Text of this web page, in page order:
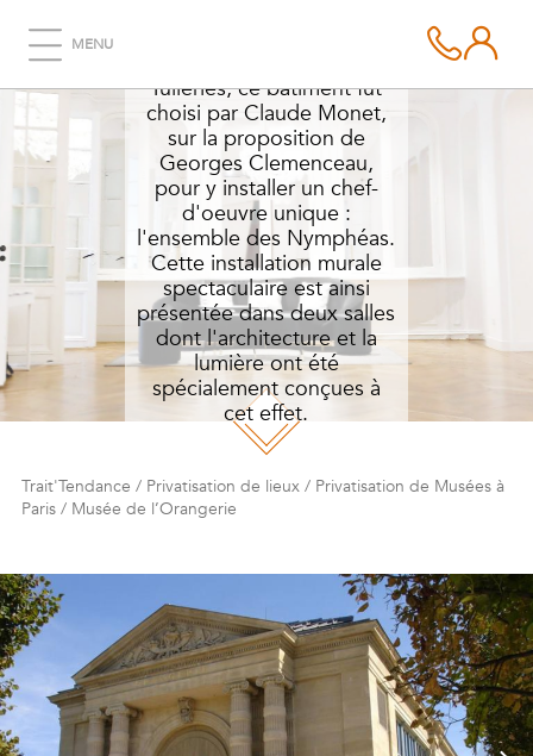
MENU
Tuileries, ce bâtiment fut
choisi par Claude Monet,
sur la proposition de
Georges Clemenceau,
pour y installer un chef-
d'oeuvre unique :
l'ensemble des Nymphéas.
Cette installation murale
spectaculaire est ainsi
présentée dans deux salles
dont l'architecture et la
lumière ont été
spécialement conçues à
cet effet.
Musée de l'Orangerie
inauguré en 1927 et
rénové au début des
années 2000, propose
cocktails privés.
Trait'Tendance / Privatisation de lieux / Privatisation de Musées à
Paris / Musée de l’Orangerie